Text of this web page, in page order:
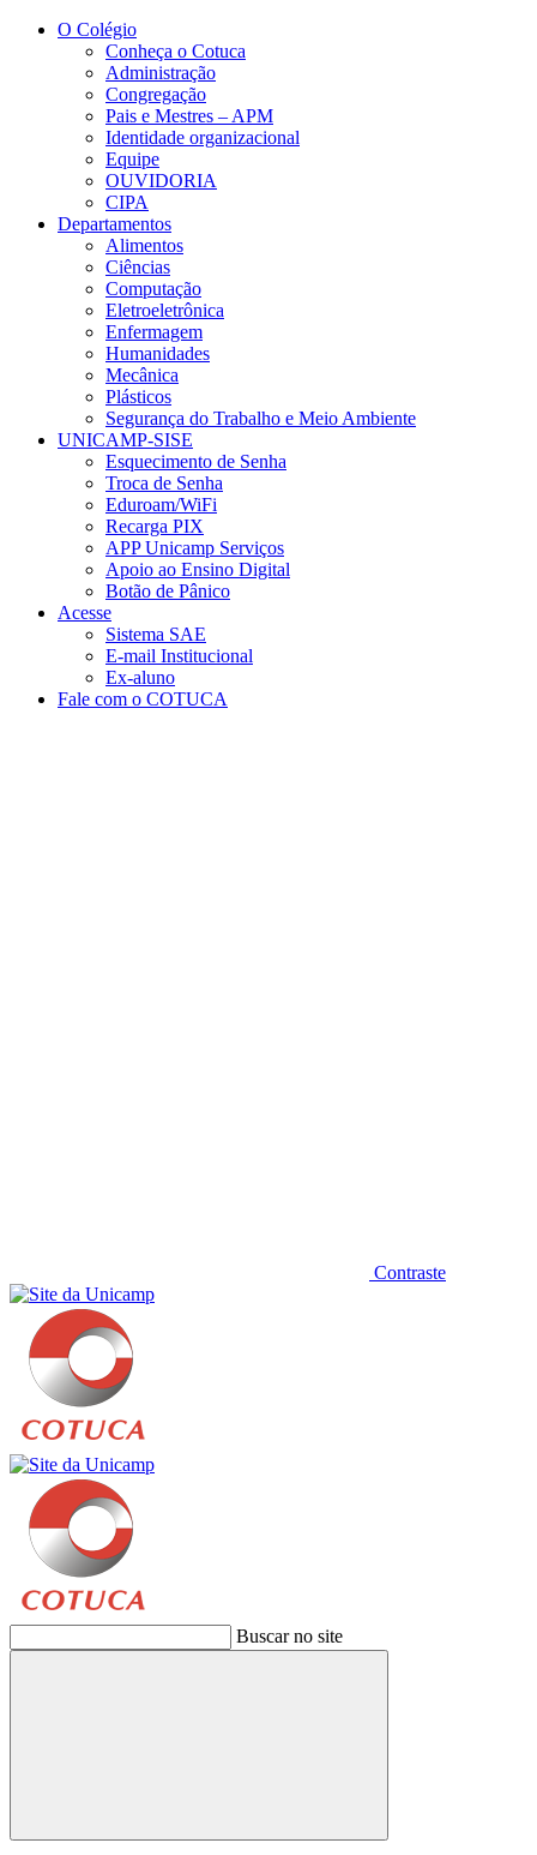
Conteúdo principal
O Colégio
Conheça o Cotuca
Administração
Congregação
Pais e Mestres – APM
Identidade organizacional
Equipe
OUVIDORIA
CIPA
Departamentos
Alimentos
Ciências
Computação
Eletroeletrônica
Enfermagem
Humanidades
Mecânica
Plásticos
Segurança do Trabalho e Meio Ambiente
UNICAMP-SISE
Esquecimento de Senha
Troca de Senha
Eduroam/WiFi
Recarga PIX
APP Unicamp Serviços
Apoio ao Ensino Digital
Botão de Pânico
Acesse
Sistema SAE
E-mail Institucional
Ex-aluno
Fale com o COTUCA
Contraste
Buscar no site
Buscar